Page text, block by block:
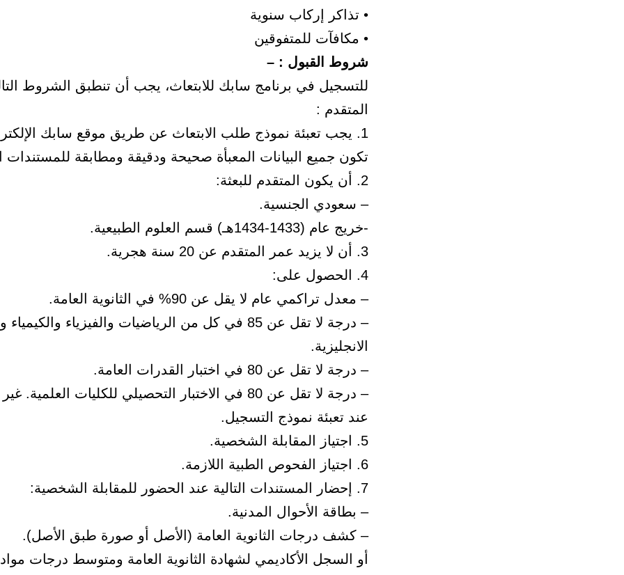
• تذاكر إركاب سنوية
• مكافآت للمتفوقين
شروط القبول : –
للتسجيل في برنامج سابك للابتعاث، يجب أن تنطبق الشروط
المتقدم :
1. يجب تعبئة نموذج طلب الابتعاث عن طريق موقع سابك
تكون جميع البيانات المعبأة صحيحة ودقيقة ومطابقة للمستندات
2. أن يكون المتقدم للبعثة:
– سعودي الجنسية.
-خريج عام (1433-1434هـ) قسم العلوم الطبيعية.
3. أن لا يزيد عمر المتقدم عن 20 سنة هجرية.
4. الحصول على:
– معدل تراكمي عام لا يقل عن 90% في الثانوية العامة.
– درجة لا تقل عن 85 في كل من الرياضيات والفيزياء
الانجليزية.
– درجة لا تقل عن 80 في اختبار القدرات العامة.
– درجة لا تقل عن 80 في الاختبار التحصيلي للكليات
عند تعبئة نموذج التسجيل.
5. اجتياز المقابلة الشخصية.
6. اجتياز الفحوص الطبية اللازمة.
7. إحضار المستندات التالية عند الحضور للمقابلة الشخصية:
– بطاقة الأحوال المدنية.
– كشف درجات الثانوية العامة (الأصل أو صورة طبق الأصل).
أو السجل الأكاديمي لشهادة الثانوية العامة ومتوسط درجات مواد